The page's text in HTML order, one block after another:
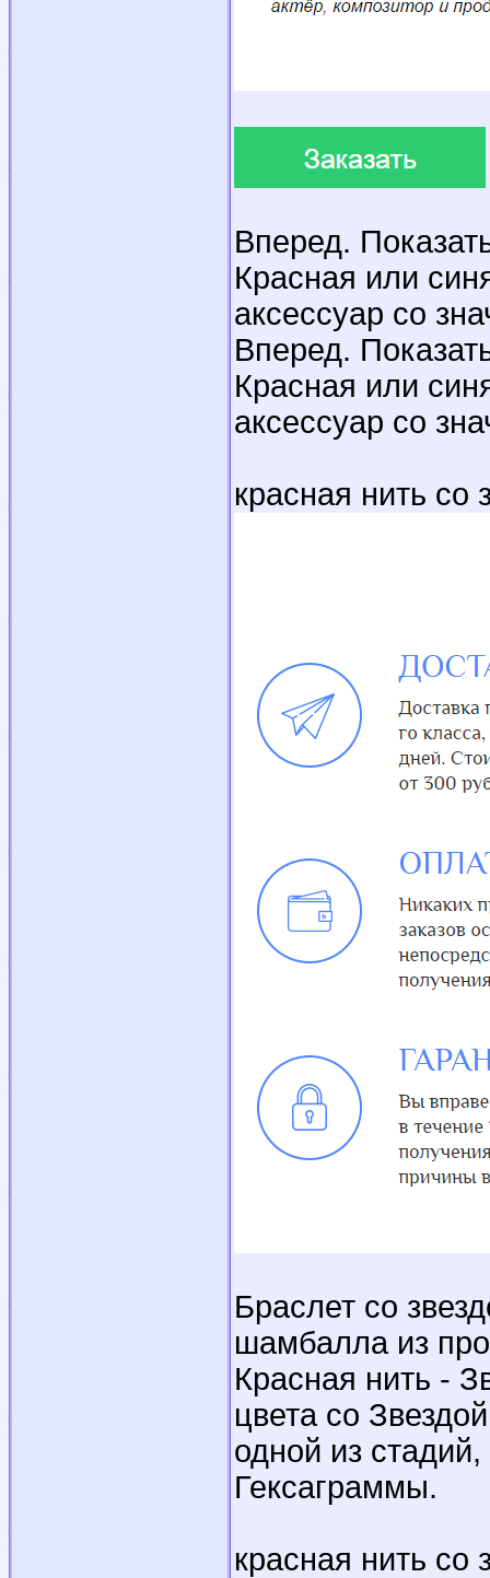
Вперед.
Красная или
аксессуар со
Вперед.
Красная или
аксессуар со
красная нить со
Браслет со
шамбалла из
Красная нить -
цвета со
одной из
Гексаграммы.
красная нить со